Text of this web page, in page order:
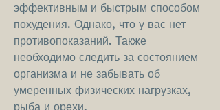
эффективным и быстрым способом
похудения. Однако, что у вас нет
противопоказаний. Также
необходимо следить за состоянием
организма и не забывать об
умеренных физических нагрузках,
рыба и орехи.